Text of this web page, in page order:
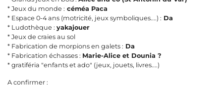
* Jeux du monde : céméa Paca
* Espace 0-4 ans (motricité, jeux symboliques....) : Da
* Ludothèque : yakajouer
* Jeux de craies au sol
* Fabrication de morpions en galets : Da
* Fabrication échasses : Marie-Alice et Dounia ?
* gratiféria "enfants et ado" (jeux, jouets, livres....)
A confirmer :